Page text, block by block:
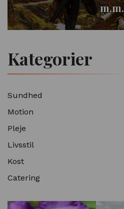
m.m.
Kategorier
Sundhed
Motion
Pleje
Livsstil
Kost
Catering